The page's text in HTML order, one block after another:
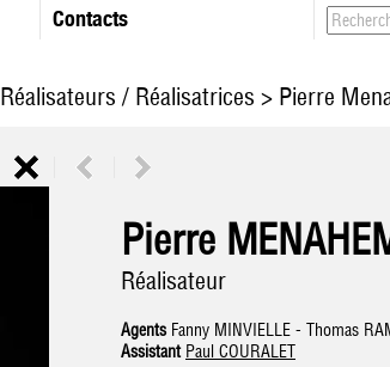
Contacts
Réalisateurs / Réalisatrices> Pierre
Pierre
Réalisateur
Agents Fanny MINVIELLE - Thomas
Assistant Paul COURALET